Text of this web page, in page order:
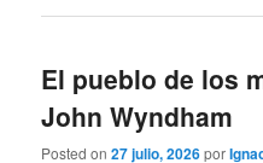
El pueblo de los
John Wyndham
Posted on27 julio, 2026por